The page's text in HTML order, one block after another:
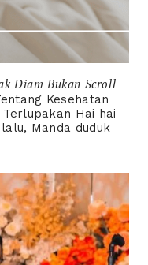
Diam Bukan Scroll
Kesehatan
Hai hai
Manda duduk